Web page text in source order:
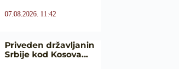
07.08.2026. 11:42
Priveden državljanin
Srbije kod Kosova…